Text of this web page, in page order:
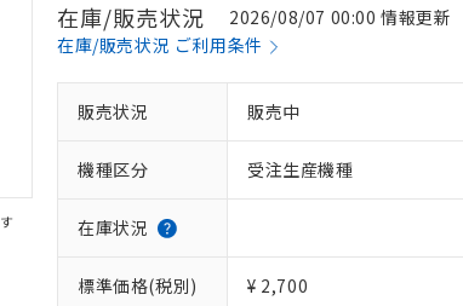
在庫/販売状況
2026/08/07 00:00 情報更新
在庫/販売状況 ご利用条件
販売状況 販売中
機種区分 受注生産機種
在庫状況
標準価格(税別) ¥ 2,700